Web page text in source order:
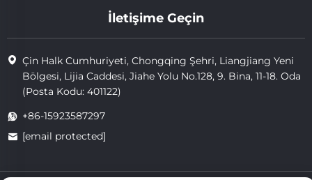
İletişime Geçin
Çin Halk Cumhuriyeti, Chongqing Şehri, Liangjiang Yeni
Bölgesi, Lijia Caddesi, Jiahe Yolu No.128, 9. Bina, 11-18. Oda
(Posta Kodu: 401122)
+86-15923587297
[email protected]